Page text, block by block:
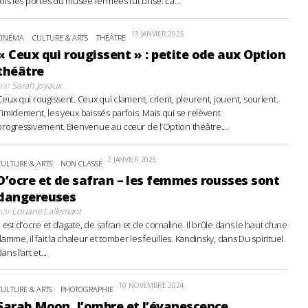
CULTURE & ARTS THÉÂTRE 13 JANVIER 2025
Ceux qui rougissent » : petite ode aux Option
Sarah Joyaux
qui rougissent. Ceux qui clament, crient, pleurent, jouent, sourient.
les yeux baissés parfois. Mais qui se relèvent
Bienvenue au cœur de l’Option théâtre....
& ARTS NON CLASSÉ 2 JANVIER 2025
et de safran – les femmes rousses sont
Louane Lallemant
est d’ocre et d’agate, de safran et de cornaline. Il brûle dans le haut d’une
il fait la chaleur et tomber les feuilles. Kandinsky, dans Du spirituel
l’art et...
& ARTS PHOTOGRAPHIE 10 NOVEMBRE 2024